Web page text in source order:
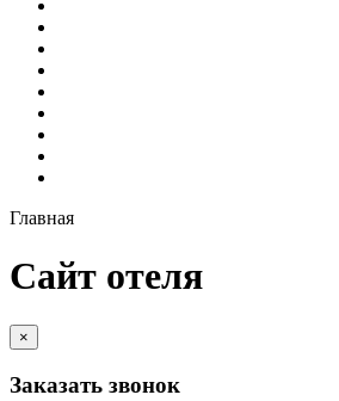
Главная
Сайт отеля
×
Заказать звонок